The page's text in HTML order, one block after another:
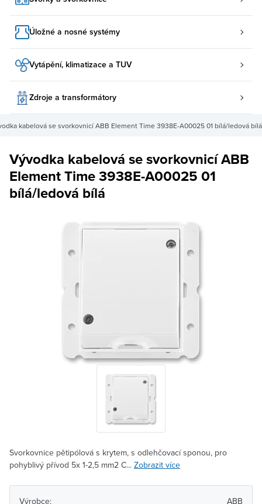
Úložné a nosné systémy
Vytápění, klimatizace a TUV
Zdroje a transformátory
kabelová se svorkovnicí ABB Element Time 3938E-A00025 01 bílá/ledová bílá
Vývodka kabelová se svorkovnicí ABB
Element Time 3938E-A00025 01
bílá/ledová bílá
Svorkovnice pětipólová s krytem, s odlehčovací sponou, pro
pohyblivý přívod 5x 1-2,5 mm2 C... Zobrazit více
Výrobce: ABB